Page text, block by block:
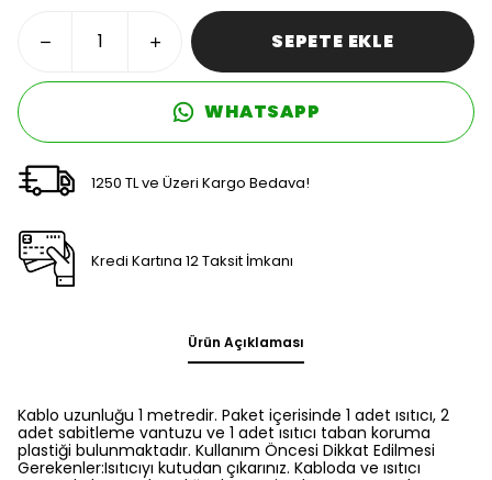
SEPETE EKLE
WHATSAPP
1250 TL ve Üzeri Kargo Bedava!
Kredi Kartına 12 Taksit İmkanı
Ürün Açıklaması
Kablo uzunluğu 1 metredir. Paket içerisinde 1 adet ısıtıcı, 2
adet sabitleme vantuzu ve 1 adet ısıtıcı taban koruma
plastiği bulunmaktadır. Kullanım Öncesi Dikkat Edilmesi
Gerekenler:Isıtıcıyı kutudan çıkarınız. Kabloda ve ısıtıcı